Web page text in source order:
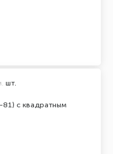
с квадратным
шт.